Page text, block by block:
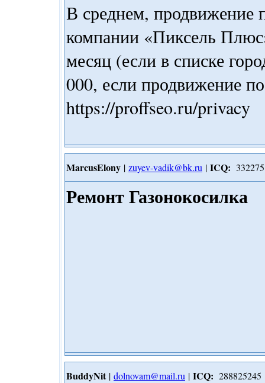
В среднем, продвижение
компании «Пиксель
месяц (если в списке
000, если продвижение
https://proffseo.ru/privacy
MarcusElony | zuyev-vadik@bk.ru | ICQ:
Ремонт Газонокосилка
BuddyNit| dolnovam@mail.ru | ICQ: 288825245